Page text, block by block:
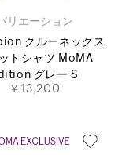
リエーション
クルーネックス
トシャツ MoMA
グレー S
￥13,200